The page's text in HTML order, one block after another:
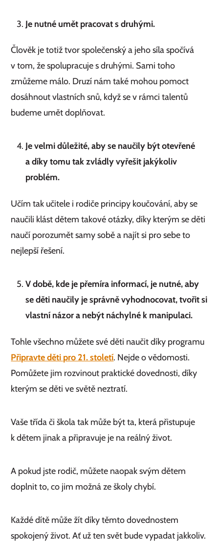
Je nutné umět pracovat s druhými.
Člověk je totiž tvor společenský a jeho síla spočívá
v tom, že spolupracuje s druhými. Sami toho
zmůžeme málo. Druzí nám také mohou pomoct
dosáhnout vlastních snů, když se v rámci talentů
budeme umět doplňovat.
Je velmi důležité, aby se naučily být otevřené
a díky tomu tak zvládly vyřešit jakýkoliv
problém.
Učím tak učitele i rodiče principy koučování, aby se
naučili klást dětem takové otázky, díky kterým se děti
naučí porozumět samy sobě a najít si pro sebe to
nejlepší řešení.
V době, kde je přemíra informací, je nutné, aby
se děti naučily je správně vyhodnocovat, tvořit si
vlastní názor a nebýt náchylné k manipulaci.
Tohle všechno můžete své děti naučit díky programu
Připravte děti pro 21. století. Nejde o vědomosti.
Pomůžete jim rozvinout praktické dovednosti, díky
kterým se děti ve světě neztratí.
Vaše třída či škola tak může být ta, která přistupuje
k dětem jinak a připravuje je na reálný život.
A pokud jste rodič, můžete naopak svým dětem
doplnit to, co jim možná ze školy chybí.
Každé dítě může žít díky těmto dovednostem
spokojený život. Ať už ten svět bude vypadat jakkoliv.